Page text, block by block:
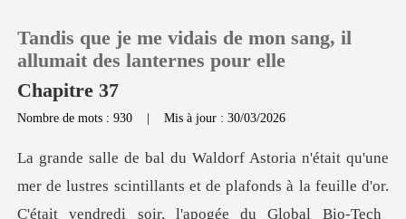
Recharger
Tandis que je me vidais de mon sang, il
allumait des lanternes pour elle
Chapitre 37
Nombre de mots : 930 |Mis à jour : 30/03/2026
r de lustres scintillants et de plafonds à la feuille d'or.